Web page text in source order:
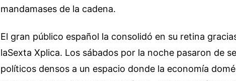
mandamases de la cadena.
El gran público español la consolidó en su retina
laSexta Xplica. Los sábados por la noche pasaron de
políticos densos a un espacio donde la economía